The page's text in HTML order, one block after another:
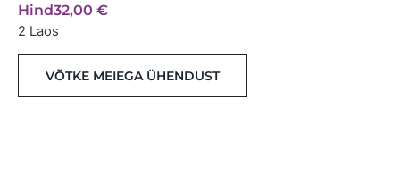
Hind32,00 €
2 Laos
VÕTKE MEIEGA ÜHENDUST